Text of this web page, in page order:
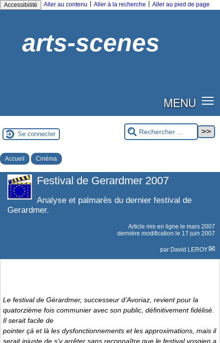
Accessibilité Aller au contenu Aller à la recherche Aller au pied de page
arts-scenes
MENU
Se connecter
Accueil Cinéma
Festival de Gerardmer 2007
Analyse et palmarès du dernier festival de
Gerardmer.
Article mis en ligne le mars 2007
dernière modification le 17 juin 2007
par David LEROY
Le festival de Gérardmer, successeur d’Avoriaz, revient pour la
quatorzième fois communier avec son public, définitivement fidélisé.
Il serait facile de
pointer çà et là les dysfonctionnements et les approximations, mais il
serait injuste de s’y arrêter sans reconnaître que le festival vosgien a